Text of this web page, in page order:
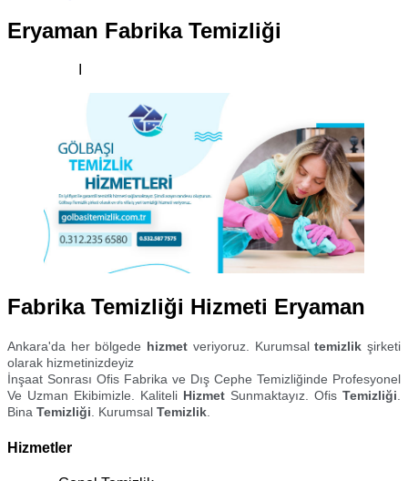
Eryaman Fabrika Temizliği
Fabrika Temizliği Hizmeti Eryaman
Ankara'da her bölgede hizmet veriyoruz. Kurumsaltemizlik şirketi
olarak hizmetinizdeyiz
İnşaat Sonrası Ofis Fabrika ve Dış Cephe Temizliğinde Profesyonel
Ve Uzman Ekibimizle. Kaliteli Hizmet Sunmaktayız. Ofis Temizliği.
Bina Temizliği. Kurumsal Temizlik.
Hizmetler